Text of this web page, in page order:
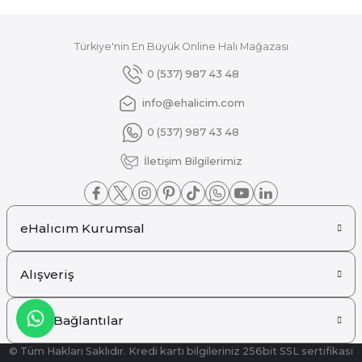
Dolce Vita Halı Mono 551 Gri Kilim
%25
Dolce Vita Halı Mono 551 Kırmızı Kilim
₺ 6.668
₺ 5.001
Türkiye'nin En Büyük Online Halı Mağazası
0 (537) 987 43 48
info@ehalicim.com
0 (537) 987 43 48
İletişim Bilgilerimiz
eHalıcım Kurumsal
Alışveriş
Hızlı Bağlantılar
© Tüm Hakları Saklıdır. Kredi kartı bilgileriniz 256bit SSL sertifikası